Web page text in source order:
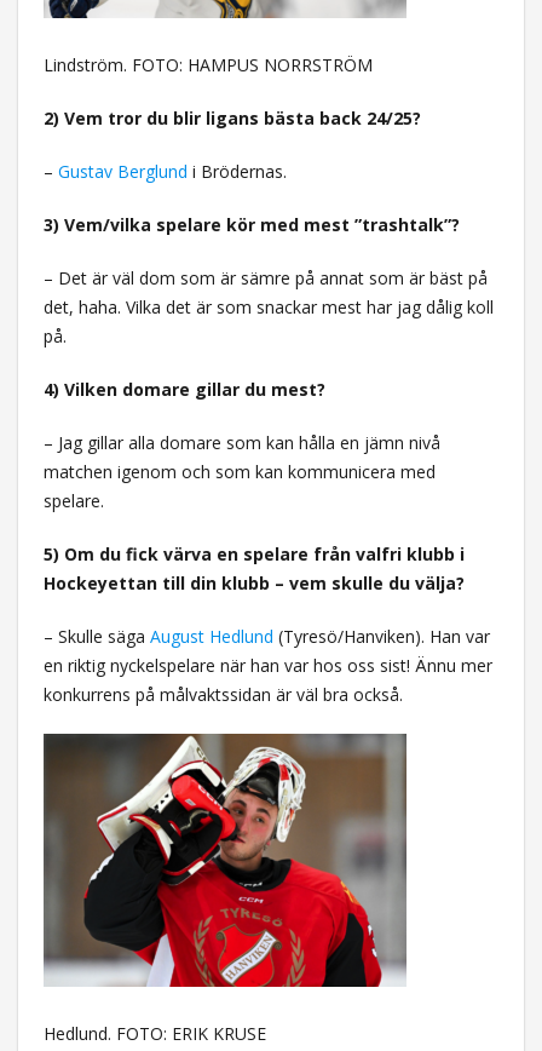
Lindström. FOTO: HAMPUS NORRSTRÖM
2) Vem tror du blir ligans bästa back 24/25?
– Gustav Berglund i Brödernas.
3) Vem/vilka spelare kör med mest ”trashtalk”?
– Det är väl dom som är sämre på annat som är bäst på
det, haha. Vilka det är som snackar mest har jag dålig koll
på.
4) Vilken domare gillar du mest?
– Jag gillar alla domare som kan hålla en jämn nivå
matchen igenom och som kan kommunicera med
spelare.
5) Om du fick värva en spelare från valfri klubb i
Hockeyettan till din klubb – vem skulle du välja?
– Skulle säga August Hedlund (Tyresö/Hanviken). Han var
en riktig nyckelspelare när han var hos oss sist! Ännu mer
konkurrens på målvaktssidan är väl bra också.
Hedlund. FOTO: ERIK KRUSE